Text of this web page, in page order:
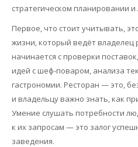
стратегическом планировании
Первое, что стоит учитывать,
жизни, который ведёт владелец
начинается с проверки
идей с шеф-поваром, анализа
гастрономии. Ресторан — это,
и владельцу важно знать, как
Умение слушать потребности
к их запросам — это залог
заведения.